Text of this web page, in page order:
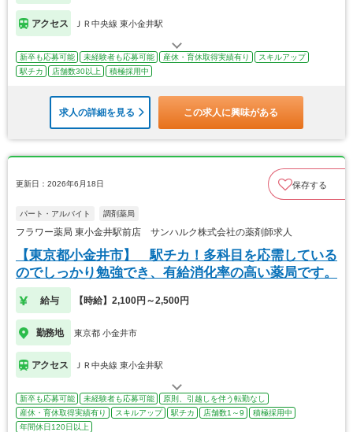
アクセス ＪＲ中央線 東小金井駅
新卒も応募可能 未経験者も応募可能 産休・育休取得実績有り
スキルアップ
駅チカ
店舗数30以上 積極採用中
求人の詳細を見る この求人に興味がある
更新日：2026年6月18日 保存する
パート・アルバイト 調剤薬局
フラワー薬局 東小金井駅前店 サンハルク株式会社の薬剤師求人
【東京都小金井市】 駅チカ！多科目を応需している
のでしっかり勉強でき、有給消化率の高い薬局です。
給与 【時給】2,100円～2,500円
勤務地 東京都 小金井市
アクセス ＪＲ中央線 東小金井駅
新卒も応募可能 未経験者も応募可能
原則、引越しを伴う転勤なし
産休・育休取得実績有り
スキルアップ 駅チカ 店舗数1～9
積極採用中
年間休日120日以上